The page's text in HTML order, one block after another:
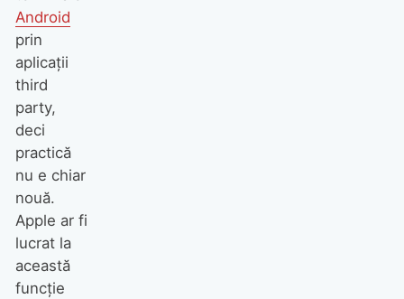
Android
prin
aplicaţii
third
party,
deci
practică
nu e chiar
nouă.
Apple ar fi
lucrat la
această
funcţie